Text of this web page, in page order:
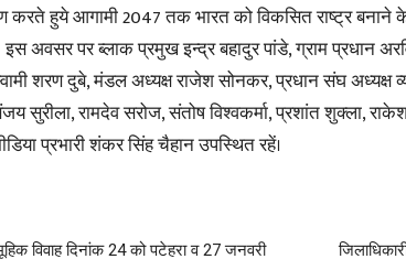
करते हुये आगामी 2047 तक भारत को विकसित राष्ट्र बनाने
इस अवसर पर ब्लाक प्रमुख इन्द्र बहादुर पांडे, ग्राम प्रधान
शरण दुबे, मंडल अध्यक्ष राजेश सोनकर, प्रधान संघ अध्यक्ष
सुरीला, रामदेव सरोज, संतोष विश्वकर्मा, प्रशांत शुक्ला,
प्रभारी शंकर सिंह चैहान उपस्थित रहें।
विवाह दिनांक 24 को पटेहरा व 27 जनवरी